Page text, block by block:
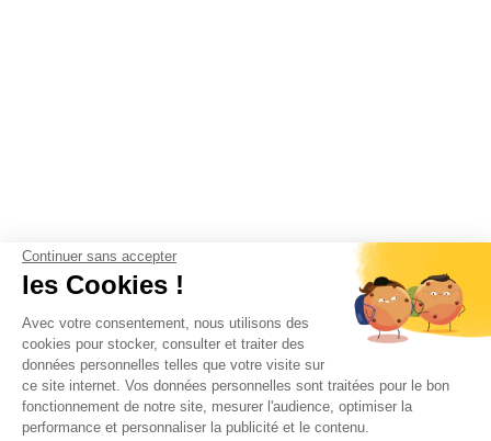
Continuer sans accepter
les Cookies !
Avec votre consentement, nous utilisons des
cookies pour stocker, consulter et traiter des
données personnelles telles que votre visite sur
ce site internet. Vos données personnelles sont traitées pour le bon
fonctionnement de notre site, mesurer l'audience, optimiser la
performance et personnaliser la publicité et le contenu.